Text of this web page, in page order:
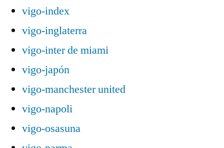
vigo-index
vigo-inglaterra
vigo-inter de miami
vigo-japón
vigo-manchester united
vigo-napoli
vigo-osasuna